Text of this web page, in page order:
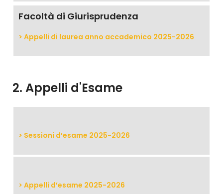
Facoltà di Giurisprudenza
> Appelli di laurea anno accademico 2025-2026
2. Appelli d'Esame
> Sessioni d’esame 2025-2026
> Appelli d’esame 2025-2026